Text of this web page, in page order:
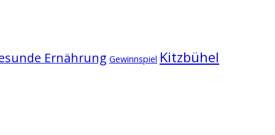
Ernährung Gewinnspiel Kitzbühel